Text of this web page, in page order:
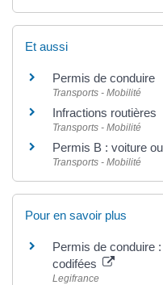
Et aussi
Permis de conduire
Transports - Mobilité
Infractions routières
Transports - Mobilité
Permis B : voiture
Transports - Mobilité
Pour en savoir plus
Permis de conduire
codifées
Legifrance